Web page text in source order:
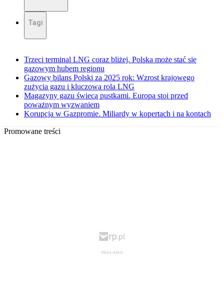
Tagi
Trzeci terminal LNG coraz bliżej. Polska może stać się
gazowym hubem regionu
Gazowy bilans Polski za 2025 rok: Wzrost krajowego
zużycia gazu i kluczowa rola LNG
Magazyny gazu świecą pustkami. Europa stoi przed
poważnym wyzwaniem
Korupcja w Gazpromie. Miliardy w kopertach i na kontach
Promowane treści